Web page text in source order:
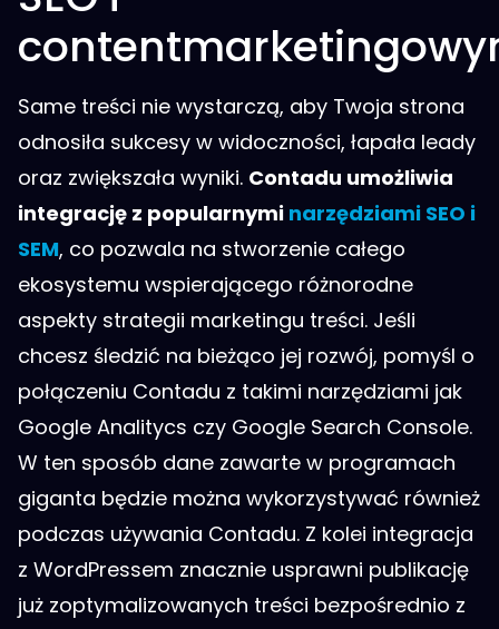
Same treści nie wystarczą, aby Twoja strona
odnosiła sukcesy w widoczności, łapała leady
oraz zwiększała wyniki. Contadu umożliwia
integrację z popularnymi narzędziami SEO i
SEM, co pozwala na stworzenie całego
ekosystemu wspierającego różnorodne
aspekty strategii marketingu treści. Jeśli
chcesz śledzić na bieżąco jej rozwój, pomyśl o
połączeniu Contadu z takimi narzędziami jak
Google Analitycs czy Google Search Console.
W ten sposób dane zawarte w programach
giganta będzie można wykorzystywać również
podczas używania Contadu. Z kolei integracja
z WordPressem znacznie usprawni publikację
już zoptymalizowanych treści bezpośrednio z